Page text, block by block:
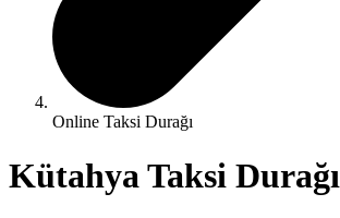
Online Taksi Durağı
Kütahya Taksi Durağı